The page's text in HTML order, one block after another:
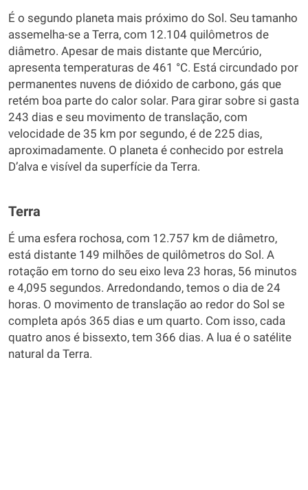
É o segundo planeta mais próximo do Sol. Seu tamanho
assemelha-se a Terra, com 12.104 quilômetros de
diâmetro. Apesar de mais distante que Mercúrio,
apresenta temperaturas de 461 °C. Está circundado por
permanentes nuvens de dióxido de carbono, gás que
retém boa parte do calor solar. Para girar sobre si gasta
243 dias e seu movimento de translação, com
velocidade de 35 km por segundo, é de 225 dias,
aproximadamente. O planeta é conhecido por estrela
D’alva e visível da superfície da Terra.
Terra
É uma esfera rochosa, com 12.757 km de diâmetro,
está distante 149 milhões de quilômetros do Sol. A
rotação em torno do seu eixo leva 23 horas, 56 minutos
e 4,095 segundos. Arredondando, temos o dia de 24
horas. O movimento de translação ao redor do Sol se
completa após 365 dias e um quarto. Com isso, cada
quatro anos é bissexto, tem 366 dias. A lua é o satélite
natural da Terra.